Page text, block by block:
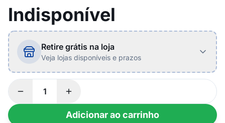
Indisponível
Retire grátis na loja
Veja lojas disponíveis e prazos
Adicionar ao carrinho